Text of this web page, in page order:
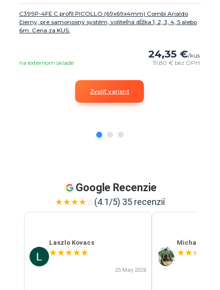
C399P-4FE C profil PICOLLO (69x69x4mm) Combi Arialdo
čierny, pre samonosný systém, voliteľná dĺžka 1, 2, 3, 4, 5 alebo
6m. Cena za KUS.
24,35 €/kus
19,80 € bez DPH
na externom sklade
Zvoliť variant
Google Recenzie
★★★★☆(4.1/5) 35 recenzií
Laszlo Kovacs
★★★★★
25 May 2026
Michal Szabo
★★★